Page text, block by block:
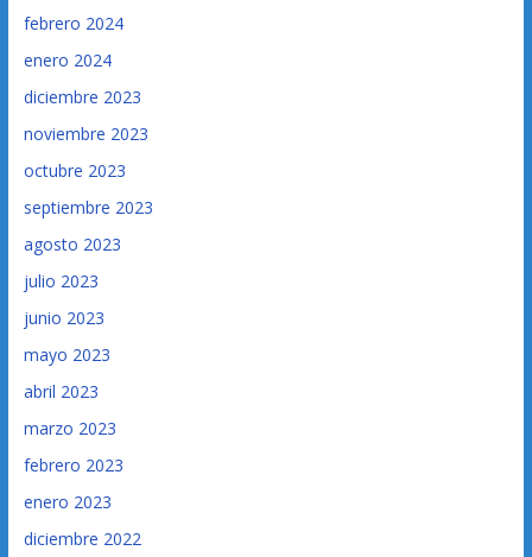
febrero 2024
enero 2024
diciembre 2023
noviembre 2023
octubre 2023
septiembre 2023
agosto 2023
julio 2023
junio 2023
mayo 2023
abril 2023
marzo 2023
febrero 2023
enero 2023
diciembre 2022